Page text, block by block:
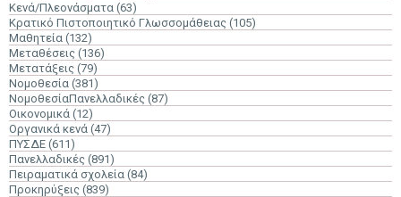
Κενά/Πλεονάσματα (63)
Κρατικό Πιστοποιητικό Γλωσσομάθειας (105)
Μαθητεία (132)
Μεταθέσεις (136)
Μετατάξεις (79)
Νομοθεσία (381)
ΝομοθεσίαΠανελλαδικές (87)
Οικονομικά (12)
Οργανικά κενά (47)
ΠΥΣΔΕ (611)
Πανελλαδικές (891)
Πειραματικά σχολεία (84)
Προκηρύξεις (839)